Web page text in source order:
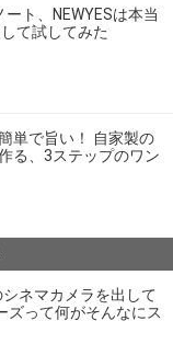
ト、NEWYESは本当
て試してみた
単で旨い！ 自家製の
る、3ステップのワン
ネマカメラを出して
ズって何がそんなにス